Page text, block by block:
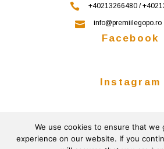
+40213266480 /
Facebook
Instagram
Follow on
We use cookies to ensure that we
experience on our website. If you